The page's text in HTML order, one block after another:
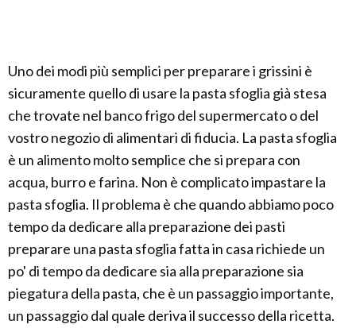
Uno dei modi più semplici per preparare i grissini è
sicuramente quello di usare la pasta sfoglia già stesa
che trovate nel banco frigo del supermercato o del
vostro negozio di alimentari di fiducia. La pasta sfoglia
è un alimento molto semplice che si prepara con
acqua, burro e farina. Non è complicato impastare la
pasta sfoglia. Il problema è che quando abbiamo poco
tempo da dedicare alla preparazione dei pasti
preparare una pasta sfoglia fatta in casa richiede un
po' di tempo da dedicare sia alla preparazione sia
piegatura della pasta, che è un passaggio importante,
un passaggio dal quale deriva il successo della ricetta.